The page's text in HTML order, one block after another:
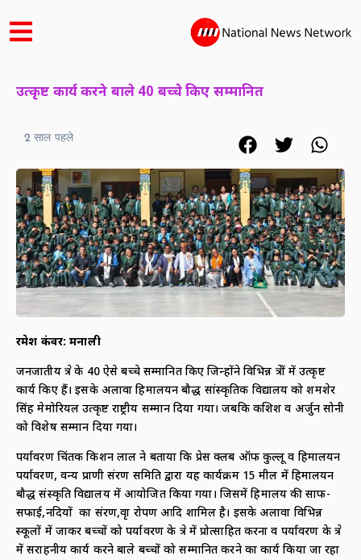
उत्कृष्ट कार्य करने बाले 40 बच्चे किए सम्मानित
2 साल पहले
रमेश कंवर: मनाली
जनजातीय क्षेत्र के 40 ऐसे बच्चे सम्मानित किए जिन्होंने विभिन्न क्षेत्रों में उत्कृष्ट
कार्य किए हैं। इसके अलावा हिमालयन बौद्ध सांस्कृतिक विद्यालय को शमशेर
सिंह मेमोरियल उत्कृष्ट राष्ट्रीय सम्मान दिया गया। जबकि कशिश व अर्जुन सोनी
को विशेष सम्मान दिया गया।
पर्यावरण चिंतक किशन लाल ने बताया कि प्रेस क्लब ऑफ कुल्लू व हिमालयन
पर्यावरण, वन्य प्राणी संरक्षण समिति द्वारा यह कार्यक्रम 15 मील में हिमालयन
बौद्ध संस्कृति विद्यालय में आयोजित किया गया। जिसमें हिमालय की साफ-
सफाई,नदियों का संरक्षण,वृक्षा रोपण आदि शामिल है। इसके अलावा विभिन्न
स्कूलों में जाकर बच्चों को पर्यावरण के क्षेत्र में प्रोत्साहित करना व पर्यावरण के क्षेत्र
में सराहनीय कार्य करने बाले बच्चों को सम्मानित करने का कार्य किया जा रहा